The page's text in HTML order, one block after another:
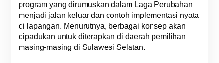
program yang dirumuskan dalam Laga Perubahan
menjadi jalan keluar dan contoh implementasi nyata
di lapangan. Menurutnya, berbagai konsep akan
dipadukan untuk diterapkan di daerah pemilihan
masing-masing di Sulawesi Selatan.